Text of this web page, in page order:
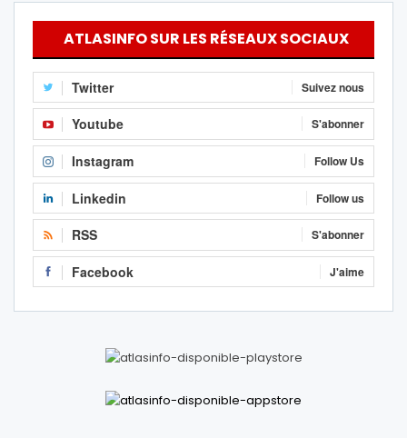
ATLASINFO SUR LES RÉSEAUX SOCIAUX
Twitter Suivez nous
Youtube S'abonner
Instagram Follow Us
Linkedin Follow us
RSS S'abonner
Facebook J'aime